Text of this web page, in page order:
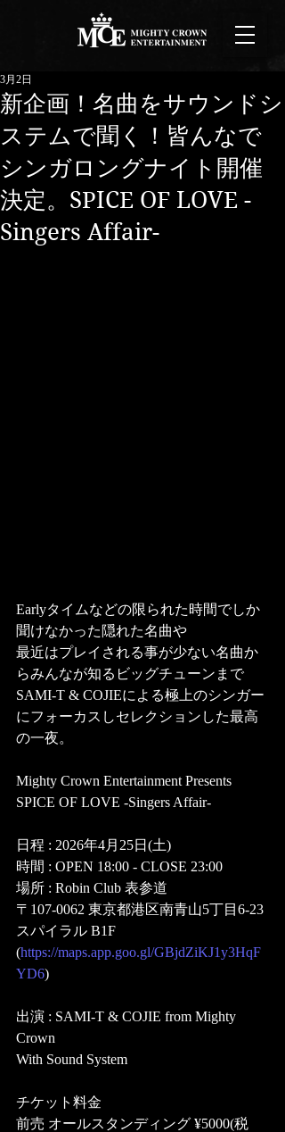
新企画！名曲をサウンドシ
ステムで聞く！皆んなで
シンガロングナイト開催
決定。SPICE OF LOVE -
Singers Affair-
3月2日
Earlyタイムなどの限られた時間でしか
聞けなかった隠れた名曲や
最近はプレイされる事が少ない名曲か
らみんなが知るビッグチューンまで
SAMI-T & COJIEによる極上のシンガー
にフォーカスしセレクションした最高
の一夜。
Mighty Crown Entertainment Presents
SPICE OF LOVE -Singers Affair-
日程 : 2026年4月25日(土)
時間 : OPEN 18:00 - CLOSE 23:00
場所 : Robin Club 表参道
〒107-0062 東京都港区南青山5丁目6-23
スパイラル B1F
(https://maps.app.goo.gl/GBjdZiKJ1y3HqF
YD6)
出演 : SAMI-T & COJIE from Mighty
Crown
With Sound System
チケット料金
前売 オールスタンディング ¥5000(税